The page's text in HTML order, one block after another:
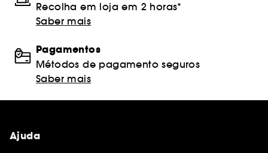
Recolha em loja em 2 horas*
Saber mais
Pagamentos
Métodos de pagamento seguros
Saber mais
Ajuda